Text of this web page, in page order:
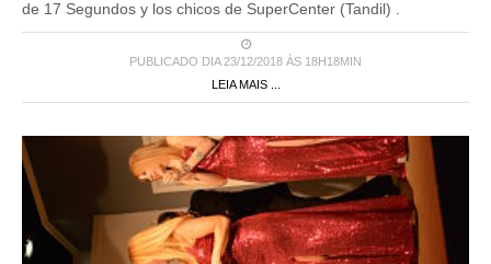
de 17 Segundos y los chicos de SuperCenter (Tandil) .
PUBLICADO DIA 23/12/2018 ÀS 18H18MIN
LEIA MAIS ...